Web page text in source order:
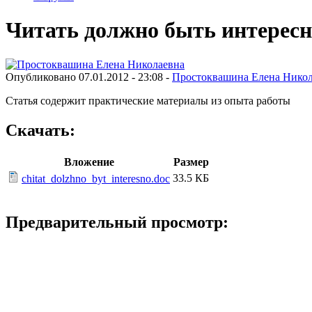
Читать должно быть
Опубликовано 07.01.2012 - 23:08 - Простоквашина Елена
Статья содержит практические материалы из опыта работы
Скачать:
Вложение
Размер
chitat_dolzhno_byt_interesno.doc 33.5 КБ
Предварительный просмотр: